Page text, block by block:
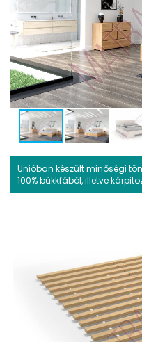
Unióban készült minőségi
100% bükkfából, illetve